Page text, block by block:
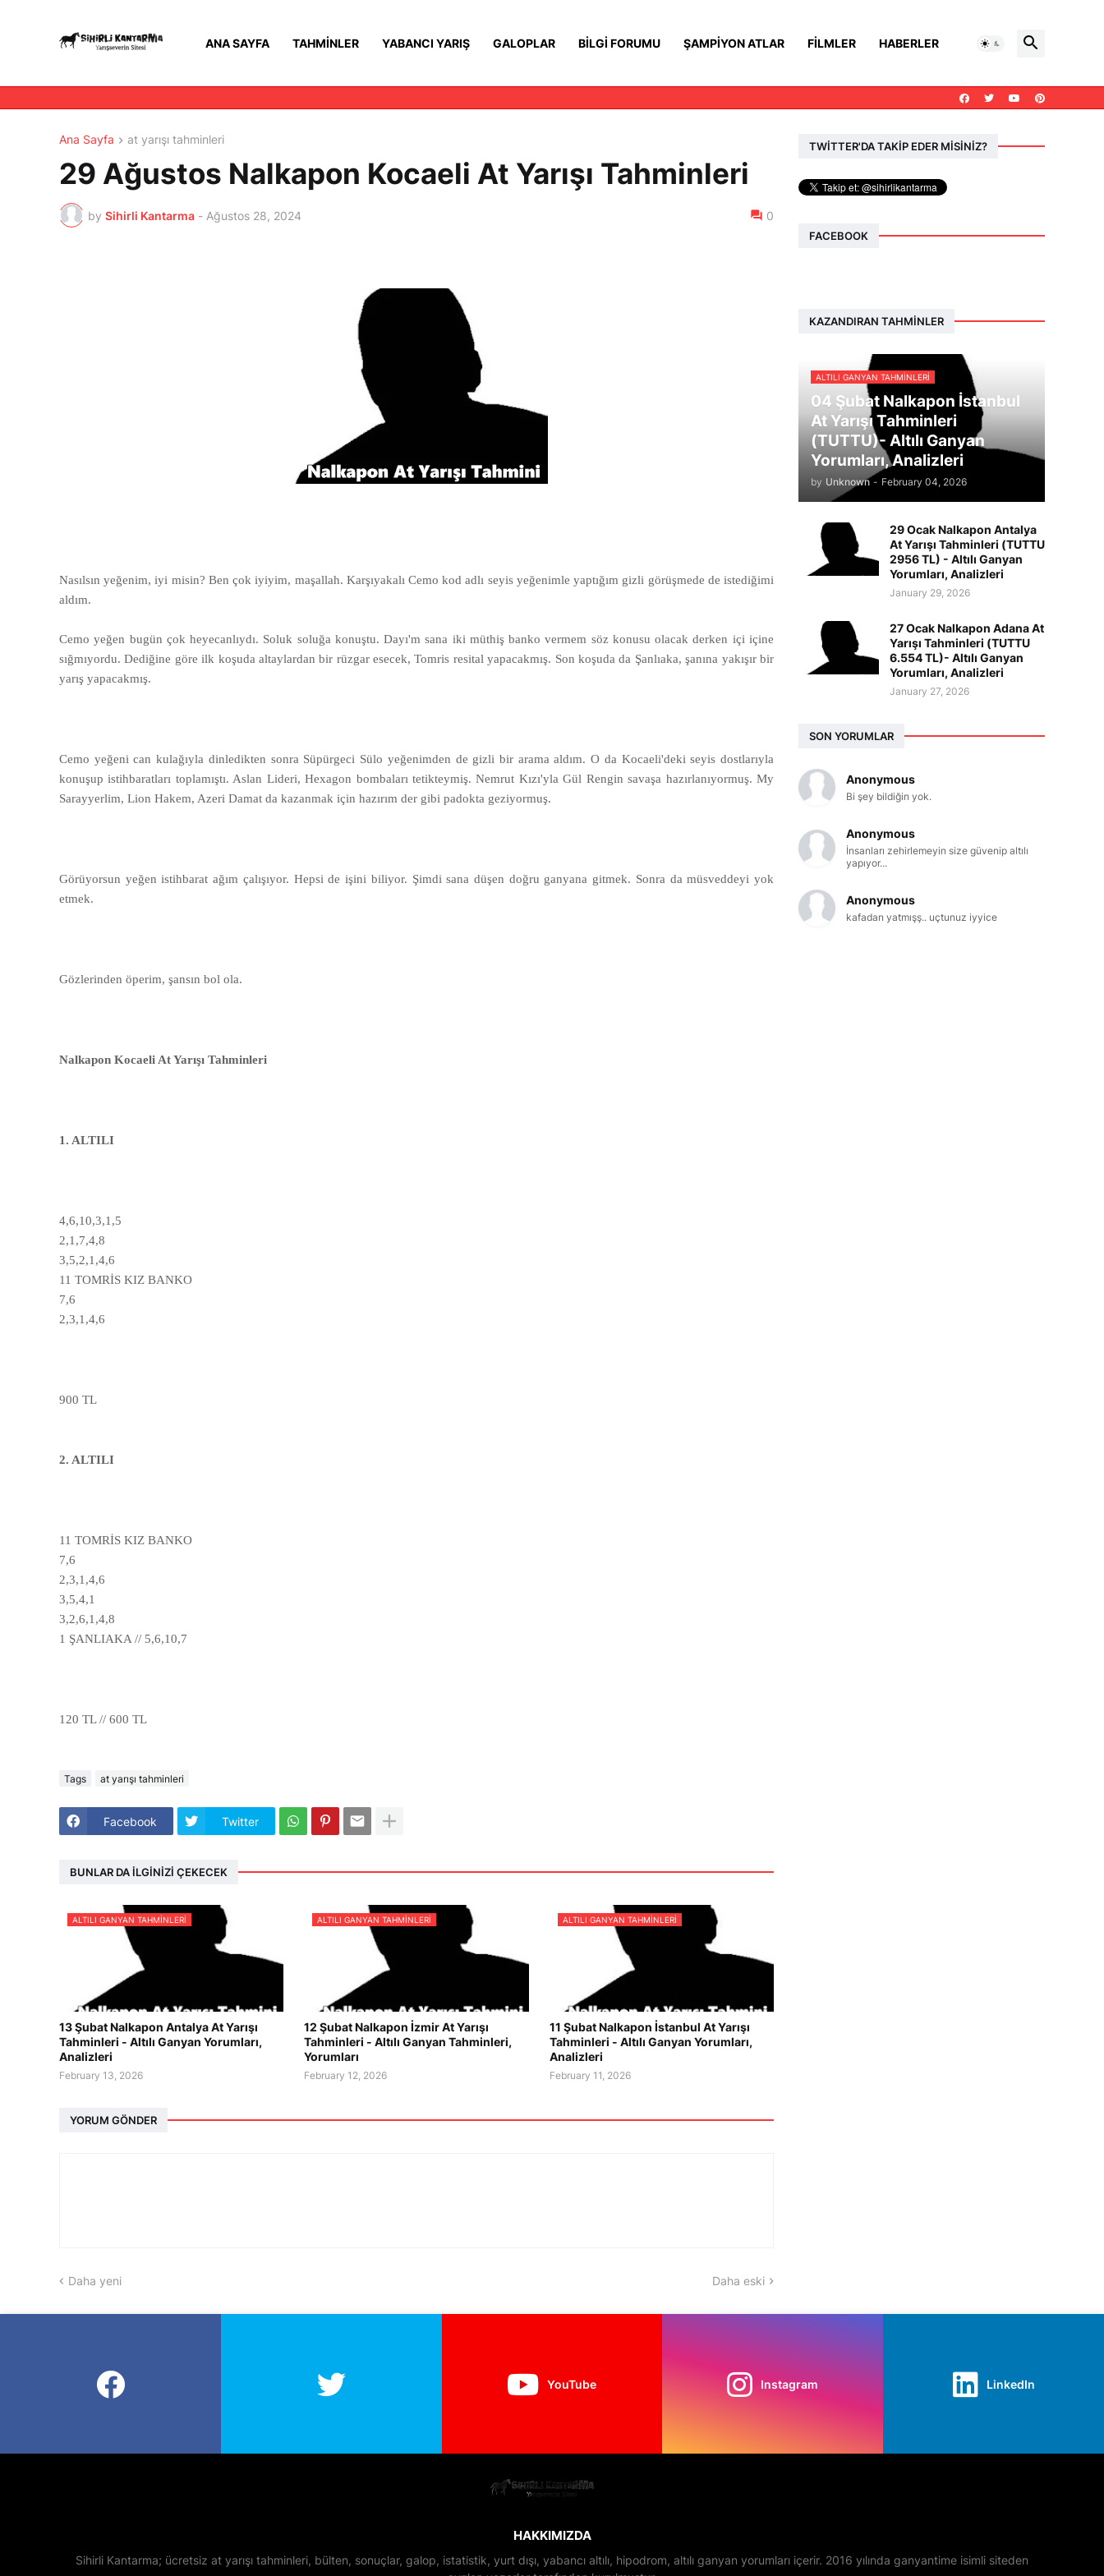
ANA SAYFA TAHMINLER YABANCI YARIŞ GALOPLAR BILGI FORUMU ŞAMPIYON ATLAR FILMLER HABERLER
Ana Sayfa at yarışı tahminleri
29 Ağustos Nalkapon Kocaeli At Yarışı Tahminleri
by Sihirli Kantarma - Ağustos 28, 2024 0
Nasılsın yeğenim, iyi misin? Ben çok iyiyim, maşallah. Karşıyakalı Cemo kod adlı seyis yeğenimle yaptığım gizli görüşmede de istediğimi
aldım.
Cemo yeğen bugün çok heyecanlıydı. Soluk soluğa konuştu. Dayı'm sana iki müthiş banko vermem söz konusu olacak derken içi içine
sığmıyordu. Dediğine göre ilk koşuda altaylardan bir rüzgar esecek, Tomris resital yapacakmış. Son koşuda da Şanlıaka, şanına yakışır bir
yarış yapacakmış.
Cemo yeğeni can kulağıyla dinledikten sonra Süpürgeci Sülo yeğenimden de gizli bir arama aldım. O da Kocaeli'deki seyis dostlarıyla
konuşup istihbaratları toplamıştı. Aslan Lideri, Hexagon bombaları tetikteymiş. Nemrut Kızı'yla Gül Rengin savaşa hazırlanıyormuş. My
Sarayyerlim, Lion Hakem, Azeri Damat da kazanmak için hazırım der gibi padokta geziyormuş.
Görüyorsun yeğen istihbarat ağım çalışıyor. Hepsi de işini biliyor. Şimdi sana düşen doğru ganyana gitmek. Sonra da müsveddeyi yok
etmek.
Gözlerinden öperim, şansın bol ola.
Nalkapon Kocaeli At Yarışı Tahminleri
1. ALTILI
4,6,10,3,1,5
2,1,7,4,8
3,5,2,1,4,6
11 TOMRİS KIZ BANKO
7,6
2,3,1,4,6
900 TL
2. ALTILI
11 TOMRİS KIZ BANKO
7,6
2,3,1,4,6
3,5,4,1
3,2,6,1,4,8
1 ŞANLIAKA // 5,6,10,7
120 TL // 600 TL
Tags at yarışı tahminleri
Facebook Twitter
BUNLAR DA İLGINIZI ÇEKECEK
ALTILI GANYAN TAHMINLERI
13 Şubat Nalkapon Antalya At Yarışı
Tahminleri - Altılı Ganyan Yorumları,
Analizleri
February 13, 2026
ALTILI GANYAN TAHMINLERI
12 Şubat Nalkapon İzmir At Yarışı
Tahminleri - Altılı Ganyan Tahminleri,
Yorumları
February 12, 2026
ALTILI GANYAN TAHMINLERI
11 Şubat Nalkapon İstanbul At Yarışı
Tahminleri - Altılı Ganyan Yorumları,
Analizleri
February 11, 2026
YORUM GÖNDER
Daha yeni Daha eski
TWİTTER'DA TAKİP EDER MİSİNİZ?
FACEBOOK
KAZANDIRAN TAHMINLER
ALTILI GANYAN TAHMINLERI
04 Şubat Nalkapon İstanbul
At Yarışı Tahminleri
(TUTTU)- Altılı Ganyan
Yorumları, Analizleri
by Unknown - February 04, 2026
29 Ocak Nalkapon Antalya
At Yarışı Tahminleri (TUTTU
2956 TL) - Altılı Ganyan
Yorumları, Analizleri
January 29, 2026
27 Ocak Nalkapon Adana At
Yarışı Tahminleri (TUTTU
6.554 TL)- Altılı Ganyan
Yorumları, Analizleri
January 27, 2026
SON YORUMLAR
Anonymous
Bi şey bildiğin yok.
Anonymous
İnsanları zehirlemeyin size güvenip altılı
yapıyor...
Anonymous
kafadan yatmışş.. uçtunuz iyyice
YouTube Instagram LinkedIn
HAKKIMIZDA
Sihirli Kantarma; ücretsiz at yarışı tahminleri, bülten, sonuçlar, galop, istatistik, yurt dışı, yabancı altılı, hipodrom, altılı ganyan yorumları içerir. 2016 yılında ganyantime isimli siteden